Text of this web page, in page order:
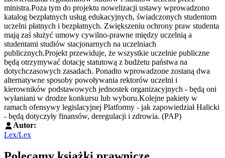
ministra.Poza tym do projektu nowelizacji ustawy wprowadzono
katalog bezpłatnych usług edukacyjnych, świadczonych studentom
uczelni płatnych i bezpłatnych. Zwiększeniu ochrony praw studenta
mają zaś służyć umowy cywilno-prawne między uczelnią a
studentami studiów stacjonarnych na uczelniach
publicznych.Projekt przewiduje, że wszystkie uczelnie publiczne
będą otrzymywać dotację statutową z budżetu państwa na
dotychczasowych zasadach. Ponadto wprowadzone zostaną dwa
alternatywne sposoby powoływania rektorów uczelni i
kierowników podstawowych jednostek organizacyjnych - będą oni
wyłaniani w drodze konkursu lub wyboru.Kolejne pakiety w
ramach ofensywy legislacyjnej Platformy - jak zapowiedział Halicki
- będą dotyczyły finansów, deregulacji i zdrowia. (PAP)
Autor:
Lex/Lex